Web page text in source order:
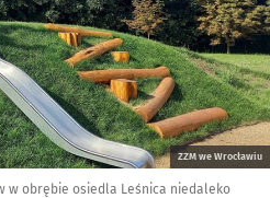
ZZM we Wrocławiu
w obrębie osiedla Leśnica niedaleko